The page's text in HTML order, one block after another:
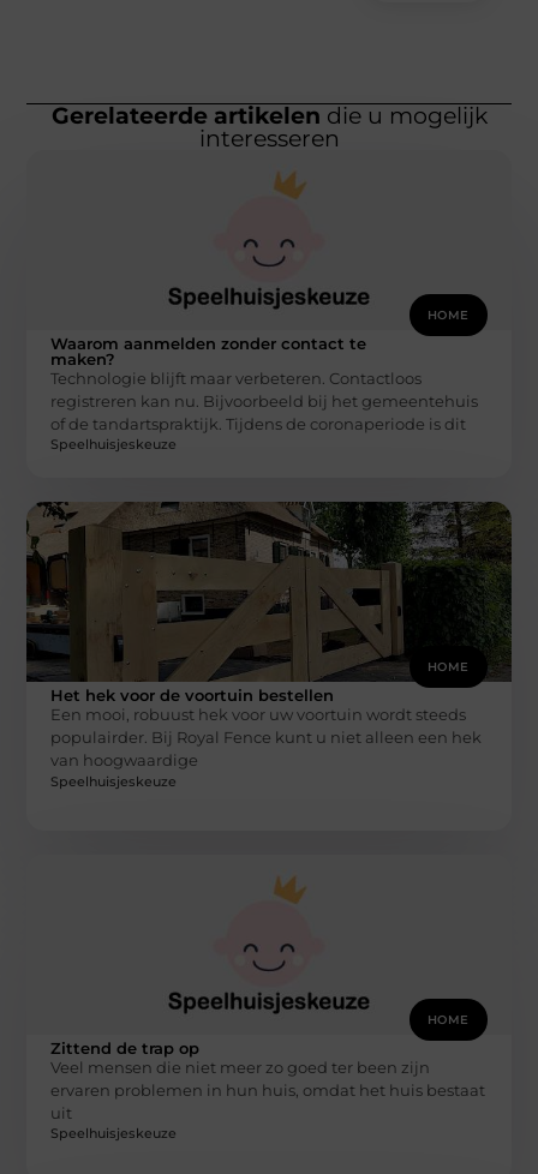
Gerelateerde artikelen die u mogelijk
interesseren
HOME
Waarom aanmelden zonder contact te
maken?
Technologie blijft maar verbeteren. Contactloos
registreren kan nu. Bijvoorbeeld bij het gemeentehuis
of de tandartspraktijk. Tijdens de coronaperiode is dit
Speelhuisjeskeuze
HOME
Het hek voor de voortuin bestellen
Een mooi, robuust hek voor uw voortuin wordt steeds
populairder. Bij Royal Fence kunt u niet alleen een hek
van hoogwaardige
Speelhuisjeskeuze
HOME
Zittend de trap op
Veel mensen die niet meer zo goed ter been zijn
ervaren problemen in hun huis, omdat het huis bestaat
uit
Speelhuisjeskeuze